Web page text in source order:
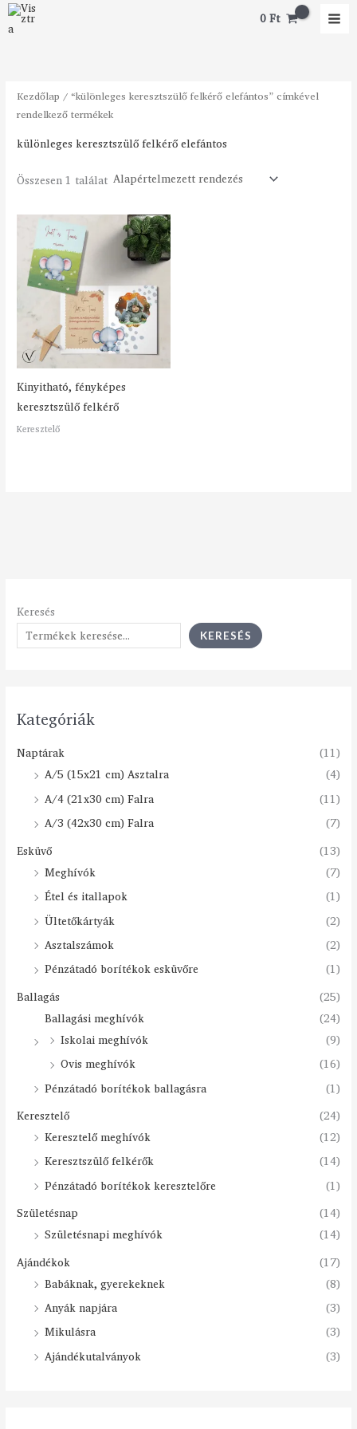
Skip
to
0Ft
Keresés
KERESÉS
Kategóriák
Naptárak
(11)
A/5 (15x21 cm) Asztalra
(4)
A/4 (21x30 cm) Falra
(11)
A/3 (42x30 cm) Falra
(7)
Esküvő
(13)
Meghívók
(7)
Étel és itallapok
(1)
Ültetőkártyák
(2)
Asztalszámok
(2)
Pénzátadó borítékok esküvőre
(1)
Ballagás
(25)
Ballagási meghívók
(24)
Iskolai meghívók
(9)
Ovis meghívók
(16)
Pénzátadó borítékok ballagásra
(1)
Keresztelő
(24)
Keresztelő meghívók
(12)
Keresztszülő felkérők
(14)
Pénzátadó borítékok keresztelőre
(1)
Születésnap
(14)
Születésnapi meghívók
(14)
Ajándékok
(17)
Babáknak, gyerekeknek
(8)
Anyák napjára
(3)
Mikulásra
(3)
Ajándékutalványok
(3)
Kezdőlap / “különleges keresztszülő felkérő elefántos” címkével
rendelkező termékek
különleges keresztszülő felkérő elefántos
Összesen 1 találat
Kinyitható, fényképes
keresztszülő felkérő
Keresztelő